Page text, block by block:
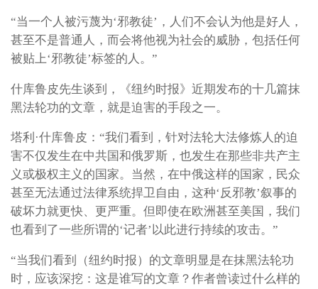
“当一个人被污蔑为‘邪教徒’，人们不会认为他是好人，
甚至不是普通人，而会将他视为社会的威胁，包括任何
被贴上‘邪教徒’标签的人。”
什库鲁皮先生谈到，《纽约时报》近期发布的十几篇抹
黑法轮功的文章，就是迫害的手段之一。
塔利·什库鲁皮：“我们看到，针对法轮大法修炼人的迫
害不仅发生在中共国和俄罗斯，也发生在那些非共产主
义或极权主义的国家。当然，在中俄这样的国家，民众
甚至无法通过法律系统捍卫自由，这种‘反邪教’叙事的
破坏力就更快、更严重。但即使在欧洲甚至美国，我们
也看到了一些所谓的‘记者’以此进行持续的攻击。”
“当我们看到（纽约时报）的文章明显是在抹黑法轮功
时，应该深挖：这是谁写的文章？作者曾读过什么样的